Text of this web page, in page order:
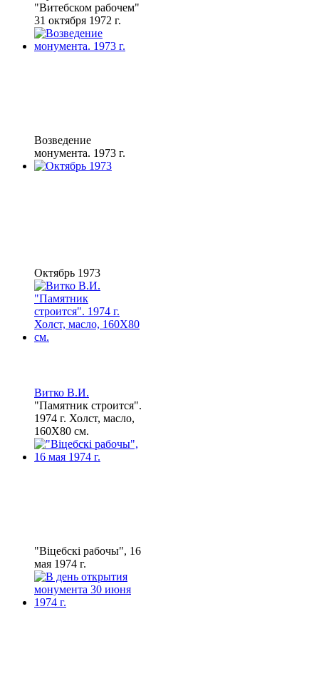
"Витебском рабочем"
31 октября 1972 г.
Возведение
монумента. 1973 г.
Октябрь 1973
Витко В.И.
"Памятник строится".
1974 г. Холст, масло,
160Х80 см.
"Віцебскі рабочы", 16
мая 1974 г.